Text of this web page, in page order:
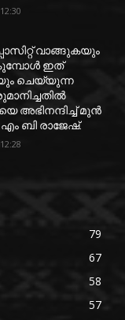
വാങ്ങുകയും
ഇത്
ചെയ്യുന്ന
അഭിനന്ദിച്ച് മുന്‍
ബി രാജേഷ്.
79
67
58
57